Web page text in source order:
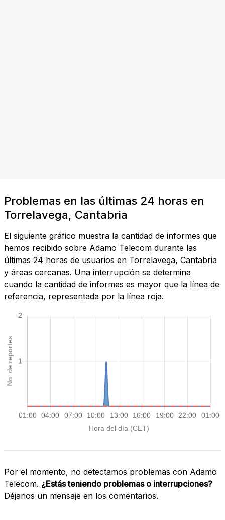
Problemas en las últimas 24 horas en
Torrelavega, Cantabria
El siguiente gráfico muestra la cantidad de informes que
hemos recibido sobre Adamo Telecom durante las
últimas 24 horas de usuarios en Torrelavega, Cantabria
y áreas cercanas. Una interrupción se determina
cuando la cantidad de informes es mayor que la línea de
referencia, representada por la línea roja.
Por el momento, no detectamos problemas con Adamo
Telecom. ¿Estás teniendo problemas o interrupciones?
Déjanos un mensaje en los comentarios.